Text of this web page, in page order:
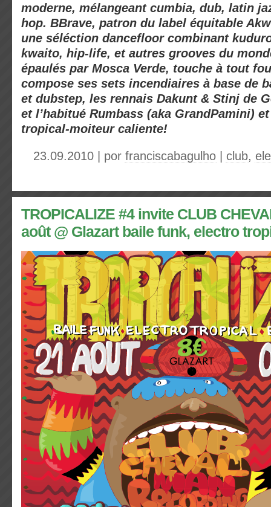
moderne, mélangeant cumbia, dub, latin
hop. BBrave, patron du label équitable
une séléction dancefloor combinant
kwaito, hip-life, et autres grooves du
épaulés par Mosca Verde, touche à tout
compose ses sets incendiaires à base de
et dubstep, les rennais Dakunt & Stinj de
et l’habitué Rumbass (aka GrandPamini)
tropical-moiteur caliente!
23.09.2010 | por franciscabagulho club,
TROPICALIZE #4 invite CLUB
août @ Glazart baile funk, electro